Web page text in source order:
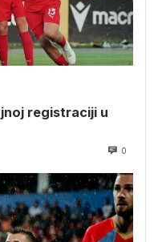
registraciji u
0